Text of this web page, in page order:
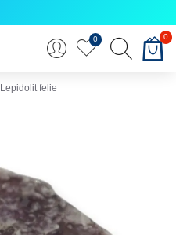
0 0
Lepidolit felie